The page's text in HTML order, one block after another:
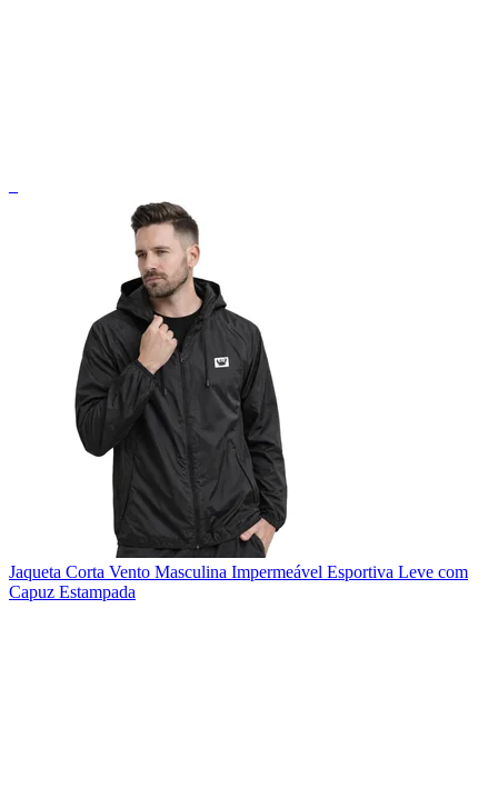
Jaqueta Corta Vento Masculina Impermeável Esportiva Leve com
Capuz Estampada